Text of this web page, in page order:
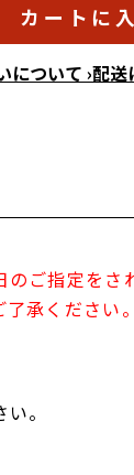
カートに
について ›配送
ご指定をさ
承ください。
。